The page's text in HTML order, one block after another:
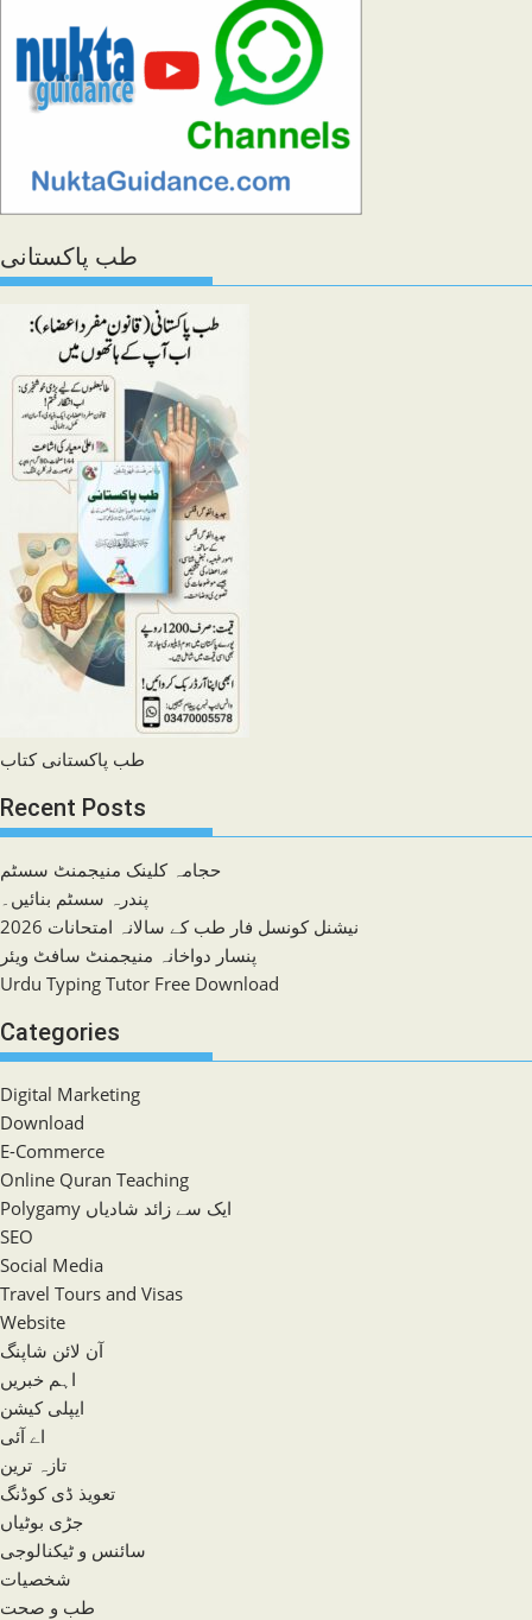
طب پاکستانی
طب پاکستانی کتاب
Recent Posts
حجامہ کلینک منیجمنٹ سسٹم
پندرہ سسٹم بنائیں۔
نیشنل کونسل فار طب کے سالانہ امتحانات 2026
پنسار دواخانہ منیجمنٹ سافٹ ویئر
Urdu Typing Tutor Free Download
Categories
Digital Marketing
Download
E-Commerce
Online Quran Teaching
Polygamy ایک سے زائد شادیاں
SEO
Social Media
Travel Tours and Visas
Website
آن لائن شاپنگ
اہم خبریں
ایپلی کیشن
اے آئی
تازہ ترین
تعویذ ڈی کوڈنگ
جڑی بوٹیاں
سائنس و ٹیکنالوجی
شخصیات
طب و صحت